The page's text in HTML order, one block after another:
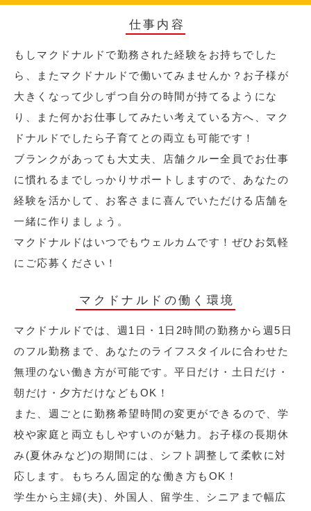
仕事内容
もしマクドナルドで勤務された経験をお持ちでした
ら、またマクドナルドで働いてみませんか？お子様が
大きくなって少しずつ自分の時間が持てるようにな
り、また何かお仕事してみたい考えている方へ、マク
ドナルドでしたら子育てとの両立も可能です！
ブランクがあっても大丈夫、店舗クルー全員でお仕事
に慣れるまでしっかりサポートしますので、あなたの
経験を活かして、お客さまに喜んでいただける店舗を
一緒に作りましょう。
マクドナルドはいつでもウェルカムです！ぜひお気軽
にご応募ください！
マクドナルドの働く環境
マクドナルドでは、週1日・1日2時間の勤務から週5日
のフル勤務まで、あなたのライフスタイルに合わせた
無理のない働き方が可能です。平日だけ・土日だけ・
朝だけ・夕方だけなどもOK！
また、週ごとに勤務希望時間の変更ができるので、学
校や家庭と両立もしやすいのが魅力。お子様の長期休
み(夏休みなど)の期間には、シフト調整して柔軟に対
応します。もちろん固定的な働き方もOK！
学生から主婦(夫)、外国人、留学生、シニアまで幅広